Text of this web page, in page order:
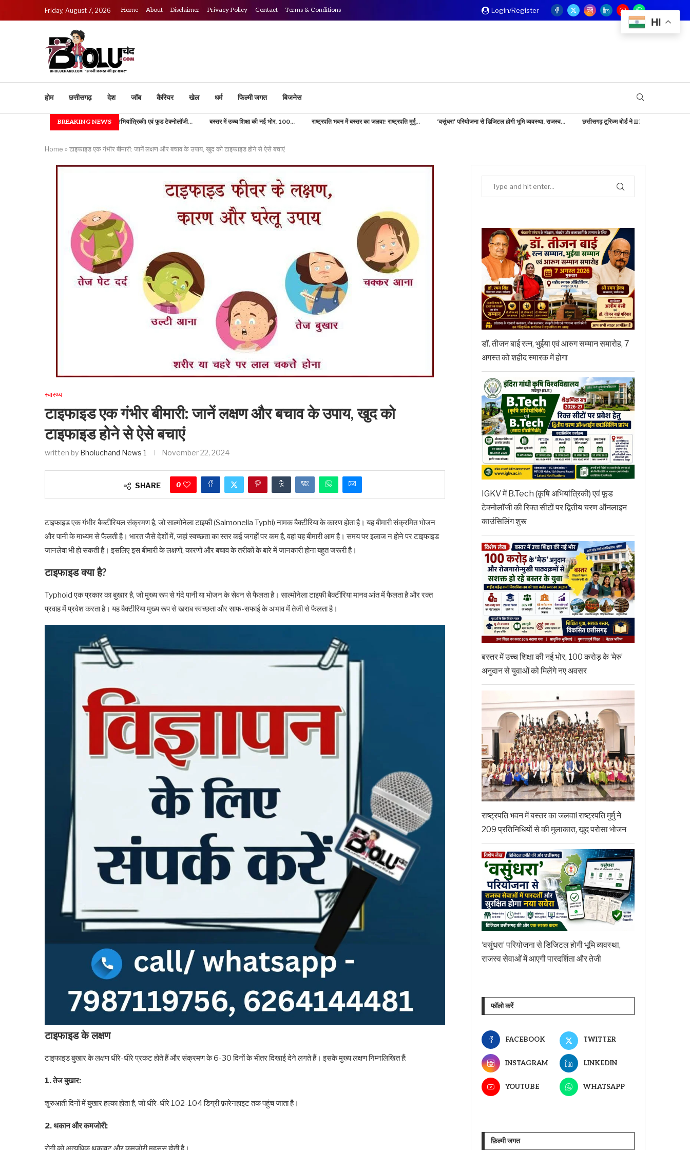
Friday, August 7, 2026 Home About Disclaimer Privacy Policy Contact Terms & Conditions Login/Register
होम छत्तीसगढ़ देश जॉब कैरियर खेल धर्म फिल्मी जगत बिजनेस
BREAKING NEWS
IGKV में B.TECH (कृषि अभियांत्रिकी) एवं फूड टेक्नोलॉजी... बस्तर में उच्च शिक्षा की नई भोर, 100... राष्ट्रपति भवन में बस्तर का जलवा! राष्ट्रपति मुर्मु... ‘वसुंधरा’ परियोजना से डिजिटल होगी भूमि व्यवस्था, राजस्व... छत्तीसगढ़ टूरिज्म बोर्ड ने IITM बेंगलुरु में दिखाई...
Home » टाइफाइड एक गंभीर बीमारी: जानें लक्षण और बचाव के उपाय, खुद को टाइफाइड होने से ऐसे बचाएं
स्वास्थ्य
टाइफाइड एक गंभीर बीमारी: जानें लक्षण और बचाव के उपाय, खुद को
टाइफाइड होने से ऐसे बचाएं
written by Bholuchand News 1 November 22, 2024
SHARE 0
टाइफाइड एक गंभीर बैक्टीरियल संक्रमण है, जो साल्मोनेला टाइफी (Salmonella Typhi) नामक बैक्टीरिया के कारण होता है। यह बीमारी संक्रमित भोजन
और पानी के माध्यम से फैलती है। भारत जैसे देशों में, जहां स्वच्छता का स्तर कई जगहों पर कम है, वहां यह बीमारी आम है। समय पर इलाज न होने पर टाइफाइड
जानलेवा भी हो सकती है। इसलिए इस बीमारी के लक्षणों, कारणों और बचाव के तरीकों के बारे में जानकारी होना बहुत जरूरी है।
टाइफाइड क्या है?
Typhoid एक प्रकार का बुखार है, जो मुख्य रूप से गंदे पानी या भोजन के सेवन से फैलता है। साल्मोनेला टाइफी बैक्टीरिया मानव आंत में फैलता है और रक्त
प्रवाह में प्रवेश करता है। यह बैक्टीरिया मुख्य रूप से खराब स्वच्छता और साफ-सफाई के अभाव में तेजी से फैलता है।
टाइफाइड के लक्षण
टाइफाइड बुखार के लक्षण धीरे-धीरे प्रकट होते हैं और संक्रमण के 6-30 दिनों के भीतर दिखाई देने लगते हैं। इसके मुख्य लक्षण निम्नलिखित हैं:
1. तेज बुखार:
शुरुआती दिनों में बुखार हल्का होता है, जो धीरे-धीरे 102-104 डिग्री फ़ारेनहाइट तक पहुंच जाता है।
2. थकान और कमजोरी:
डॉ. तीजन बाई रत्न, भुईया एवं आरुग सम्मान समारोह, 7
अगस्त को शहीद स्मारक में होगा
IGKV में B.Tech (कृषि अभियांत्रिकी) एवं फूड
टेक्नोलॉजी की रिक्त सीटों पर द्वितीय चरण ऑनलाइन
काउंसिलिंग शुरू
बस्तर में उच्च शिक्षा की नई भोर, 100 करोड़ के ‘मेरु’
अनुदान से युवाओं को मिलेंगे नए अवसर
राष्ट्रपति भवन में बस्तर का जलवा! राष्ट्रपति मुर्मु ने
209 प्रतिनिधियों से की मुलाकात, खुद परोसा भोजन
‘वसुंधरा’ परियोजना से डिजिटल होगी भूमि व्यवस्था,
राजस्व सेवाओं में आएगी पारदर्शिता और तेजी
फॉलो करें
FACEBOOK TWITTER
INSTAGRAM LINKEDIN
YOUTUBE WHATSAPP
फ़िल्मी जगत
HI